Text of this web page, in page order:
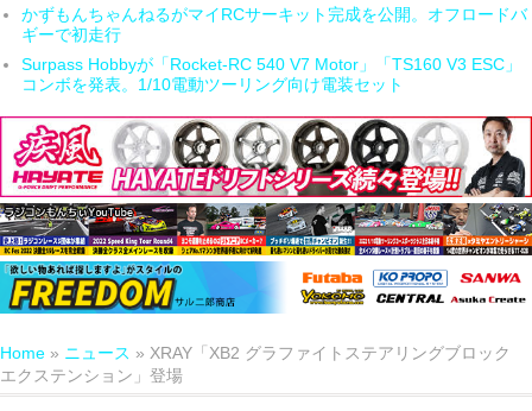
かずもんちゃんねるがマイRCサーキット完成を公開。オフロードバ
ギーで初走行
Surpass Hobbyが「Rocket-RC 540 V7 Motor」「TS160 V3 ESC」
コンボを発表。1/10電動ツーリング向け電装セット
Home » ニュース » XRAY「XB2 グラファイトステアリングブロック
エクステンション」登場